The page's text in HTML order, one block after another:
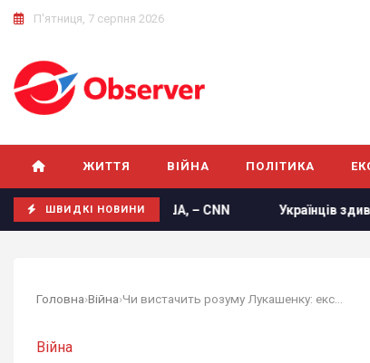
П'ятниця, 7 серпня 2026
ЖИТТЯ ВІЙНА ПОЛІТИКА
ШВИДКІ НОВИНИ
зброї у США, – CNN Українців здивували
Головна›Війна›
Війна